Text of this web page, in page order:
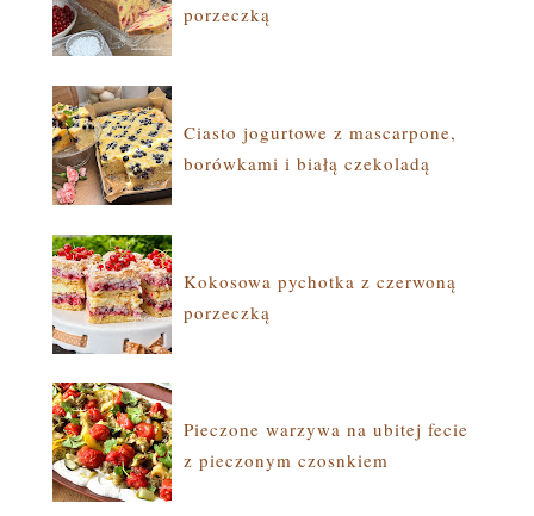
porzeczką
Ciasto jogurtowe z mascarpone,
borówkami i białą czekoladą
Kokosowa pychotka z czerwoną
porzeczką
Pieczone warzywa na ubitej fecie
z pieczonym czosnkiem